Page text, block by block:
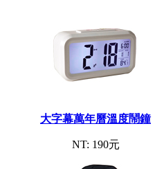
大字幕萬年曆溫度鬧鐘
NT: 190元